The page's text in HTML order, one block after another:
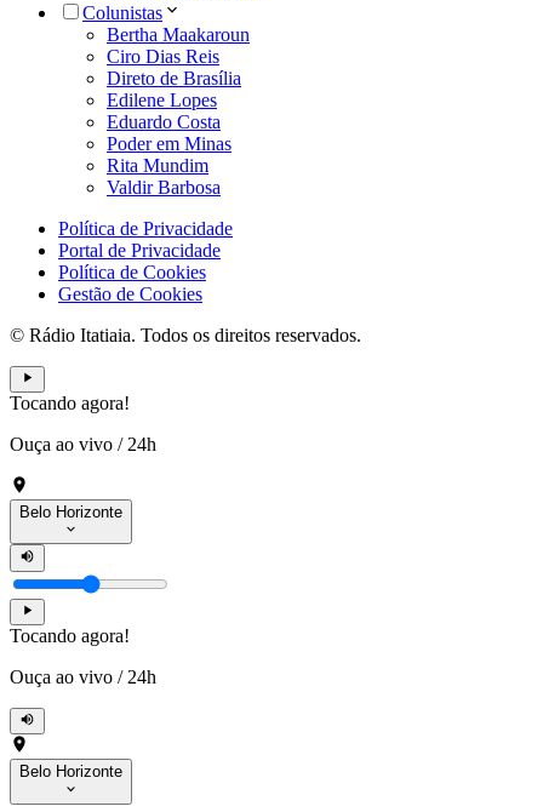
Colunistas
Bertha Maakaroun
Ciro Dias Reis
Direto de Brasília
Edilene Lopes
Eduardo Costa
Poder em Minas
Rita Mundim
Valdir Barbosa
Política de Privacidade
Portal de Privacidade
Política de Cookies
Gestão de Cookies
© Rádio Itatiaia. Todos os direitos reservados.
Tocando agora!
Ouça ao vivo / 24h
Belo Horizonte
Tocando agora!
Ouça ao vivo / 24h
Belo Horizonte